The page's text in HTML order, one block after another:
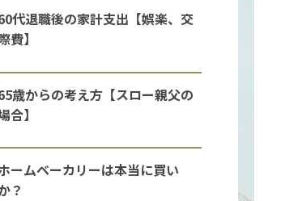
代退職後の家計支出【娯楽、交
費】
歳からの考え方【スロー親父の
合】
ームベーカリーは本当に買い
？